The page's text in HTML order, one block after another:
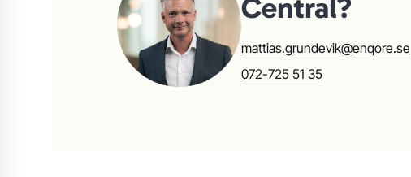
Central?
mattias.grundevik@enqore.se
072-725 51 35